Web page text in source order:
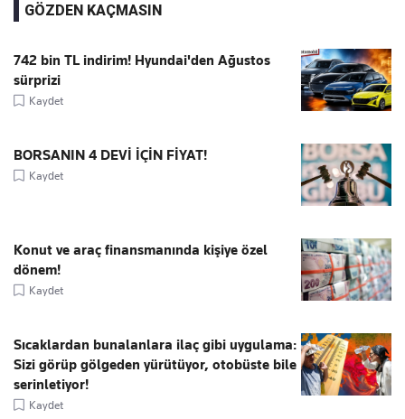
GÖZDEN KAÇMASIN
742 bin TL indirim! Hyundai'den Ağustos
sürprizi
Kaydet
BORSANIN 4 DEVİ İÇİN FİYAT!
Kaydet
Konut ve araç finansmanında kişiye özel
dönem!
Kaydet
Sıcaklardan bunalanlara ilaç gibi uygulama:
Sizi görüp gölgeden yürütüyor, otobüste bile
serinletiyor!
Kaydet